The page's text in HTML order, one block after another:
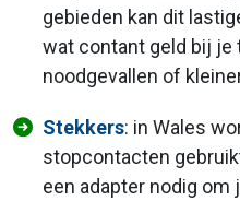
gebieden kan dit
wat contant geld bij je
noodgevallen of
Stekkers: in Wales
stopcontacten
een adapter nodig om